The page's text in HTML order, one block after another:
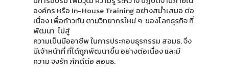
องค์กร หรือ In-House Training อย่างสม่ำเสมอ ต่อ
เนื่อง เพื่อก้าวทัน ตามวิทยากรใหม่ ๆ ของโลกธุรกิจ ที่
พัฒนา ไปสู่
ความเป็นมืออาชีพ ในการประกอบธุรกรรม สอมธ. จึง
มีเจ้าหน้าที่ ที่ได้ถูกพัฒนาขึ้น อย่างต่อเนื่อง และมี
ความ จงรัก ภักดีต่อ สอมธ.